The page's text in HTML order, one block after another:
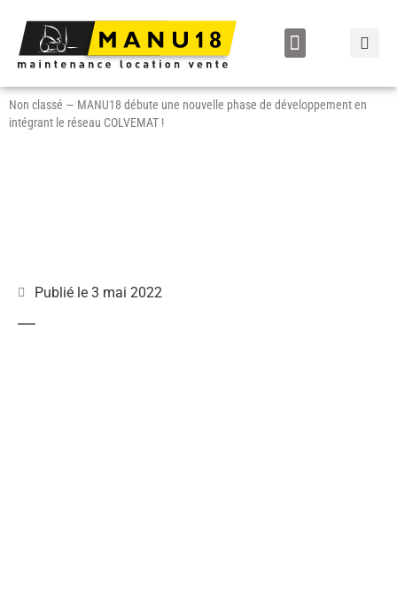
Non classé — MANU18 débute une nouvelle phase de développement en
intégrant le réseau COLVEMAT !
Publié le 3 mai 2022